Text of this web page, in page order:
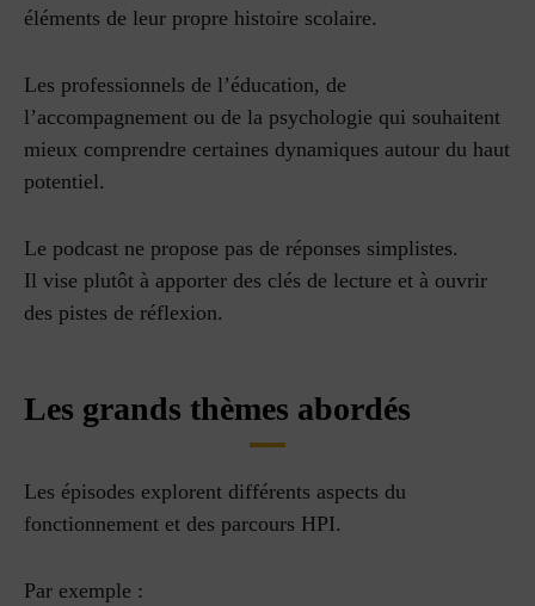
éléments de leur propre histoire scolaire.
Les professionnels de l’éducation, de
l’accompagnement ou de la psychologie qui souhaitent
mieux comprendre certaines dynamiques autour du haut
potentiel.
Le podcast ne propose pas de réponses simplistes.
Il vise plutôt à apporter des clés de lecture et à ouvrir
des pistes de réflexion.
Les grands thèmes abordés
Les épisodes explorent différents aspects du
fonctionnement et des parcours HPI.
Par exemple :